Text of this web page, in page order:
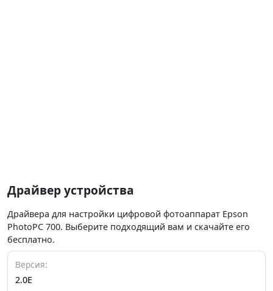
Драйвер устройства
Драйвера для настройки цифровой фотоаппарат Epson
PhotoPC 700. Выберите подходящий вам и скачайте его
бесплатно.
Версия:
2.0E